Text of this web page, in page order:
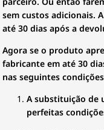
sem custos adicionais.
até 30 dias após a
Agora se o produto
fabricante em até 30
nas seguintes
A substituição de
perfeitas